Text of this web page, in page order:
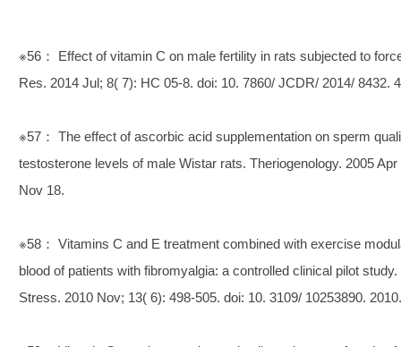
※56： Effect of vitamin C on male fertility in rats subjected to
Res. 2014 Jul; 8( 7): HC 05-8. doi: 10. 7860/ JCDR/ 2014/ 8432.
※57： The effect of ascorbic acid supplementation on sperm
testosterone levels of male Wistar rats. Theriogenology. 2005
Nov 18.
※58： Vitamins C and E treatment combined with exercise
blood of patients with fibromyalgia: a controlled clinical pilot study.
Stress. 2010 Nov; 13( 6): 498-505. doi: 10. 3109/ 10253890.